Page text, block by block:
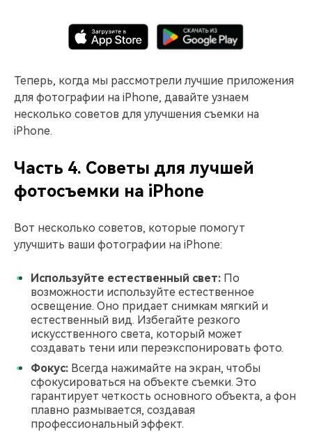
Теперь, когда мы рассмотрели лучшие приложения
для фотографии на iPhone, давайте узнаем
несколько советов для улучшения съемки на
iPhone.
Часть 4. Советы для лучшей
фотосъемки на iPhone
Вот несколько советов, которые помогут
улучшить ваши фотографии на iPhone:
Используйте естественный свет: По
возможности используйте естественное
освещение. Оно придает снимкам мягкий и
естественный вид. Избегайте резкого
искусственного света, который может
создавать тени или переэкспонировать фото.
Фокус: Всегда нажимайте на экран, чтобы
сфокусироваться на объекте съемки. Это
гарантирует четкость основного объекта, а фон
плавно размывается, создавая
профессиональный эффект.